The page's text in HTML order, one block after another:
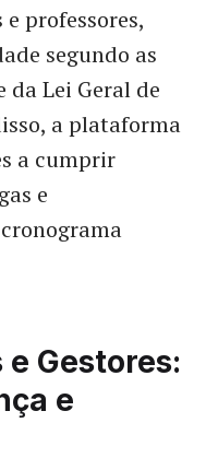
professores,
segundo as
da Lei Geral de
a plataforma
a cumprir
e
Gestores:
e